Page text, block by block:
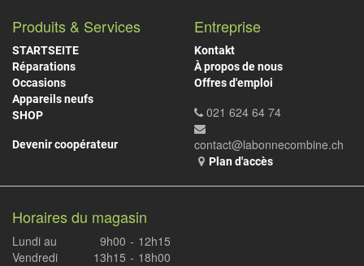
Produits & Services
STARTSEITE
Réparations
Occasions
Appareils neufs
SHOP
Devenir coopérateur
Entreprise
Kontakt
À propos de nous
Offres d'emploi
021 624 64 74
contact@labonnecombine.ch
Plan d'accès
Horaires du magasin
Lundi au
Vendredi
9h00
13h15
-
-
12h15
18h00